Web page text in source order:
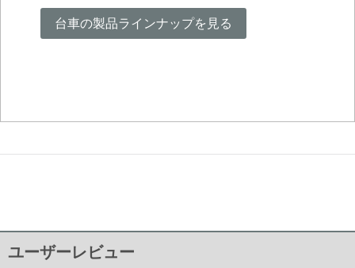
台車の製品ラインナップを見る
ユーザーレビュー